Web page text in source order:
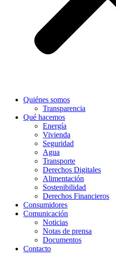
Quiénes somos
Transparencia
Qué hacemos
Energía
Vivienda
Seguridad
Agua
Transporte
Derechos Digitales
Alimentación
Sostenibilidad
Derechos Financieros
Consumidores
Comunicación
Noticias
Notas de prensa
Documentos
Contacto